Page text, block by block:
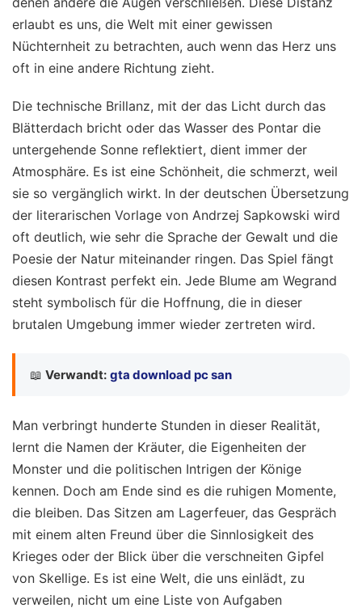
erlaubt es uns, die Welt mit einer gewissen
Nüchternheit zu betrachten, auch wenn das Herz uns
oft in eine andere Richtung zieht.
Die technische Brillanz, mit der das Licht durch das
Blätterdach bricht oder das Wasser des Pontar die
untergehende Sonne reflektiert, dient immer der
Atmosphäre. Es ist eine Schönheit, die schmerzt, weil
sie so vergänglich wirkt. In der deutschen Übersetzung
der literarischen Vorlage von Andrzej Sapkowski wird
oft deutlich, wie sehr die Sprache der Gewalt und die
Poesie der Natur miteinander ringen. Das Spiel fängt
diesen Kontrast perfekt ein. Jede Blume am Wegrand
steht symbolisch für die Hoffnung, die in dieser
brutalen Umgebung immer wieder zertreten wird.
📖 Verwandt: gta download pc san
Man verbringt hunderte Stunden in dieser Realität,
lernt die Namen der Kräuter, die Eigenheiten der
Monster und die politischen Intrigen der Könige
kennen. Doch am Ende sind es die ruhigen Momente,
die bleiben. Das Sitzen am Lagerfeuer, das Gespräch
mit einem alten Freund über die Sinnlosigkeit des
Krieges oder der Blick über die verschneiten Gipfel
von Skellige. Es ist eine Welt, die uns einlädt, zu
verweilen, nicht um eine Liste von Aufgaben